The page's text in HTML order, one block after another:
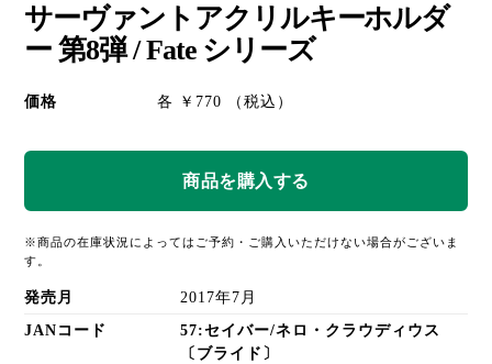
サーヴァントアクリルキーホルダ
ー 第8弾 / Fate シリーズ
価格 各 ￥770 （税込）
※商品の在庫状況によってはご予約・ご購入いただけない場合がございま
す。
発売月 2017年7月
JANコード
57:セイバー/ネロ・クラウディウス
〔ブライド〕